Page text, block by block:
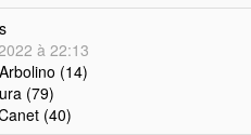
à 22:13
(14)
(79)
(40)